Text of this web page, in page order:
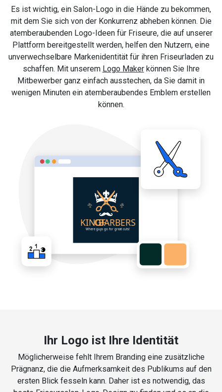
Es ist wichtig, ein Salon-Logo in die Hände zu bekommen,
mit dem Sie sich von der Konkurrenz abheben können. Die
atemberaubenden Logo-Ideen für Friseure, die auf unserer
Plattform bereitgestellt werden, helfen den Nutzern, eine
unverwechselbare Markenidentität für ihren Friseurladen zu
schaffen. Mit unserem Logo Makerkönnen Sie Ihre
Mitbewerber ganz einfach ausstechen, da Sie damit in
wenigen Minuten ein atemberaubendes Emblem erstellen
können.
Ihr Logo ist Ihre Identität
Möglicherweise fehlt Ihrem Branding eine zusätzliche
Prägnanz, die die Aufmerksamkeit des Publikums auf den
ersten Blick fesseln kann. Daher ist es notwendig, das